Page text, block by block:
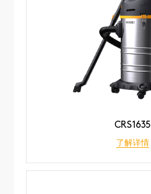
CRS1635
了解详情